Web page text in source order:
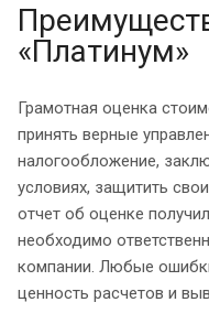
«Платинум»
Грамотная оценка
принять верные
налогообложение,
условиях, защитить
отчет об оценке
необходимо
компании. Любые
ценность расчетов и